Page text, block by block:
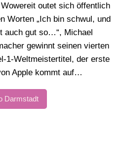
Wowereit outet sich öffentlich
Worten „Ich bin schwul, und
auch gut so…“, Michael
gewinnt seinen vierten
1-Weltmeistertitel, der erste
Apple kommt auf…
Darmstadt